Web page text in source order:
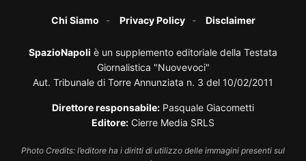
Chi Siamo Privacy Policy Disclaimer
SpazioNapoli è un supplemento editoriale della Testata
Giornalistica "Nuovevoci"
Aut. Tribunale di Torre Annunziata n. 3 del 10/02/2011
Direttore responsabile: Pasquale Giacometti
Editore: Cierre Media SRLS
Photo Credits: l’editore ha i diritti di utilizzo delle immagini presenti sul